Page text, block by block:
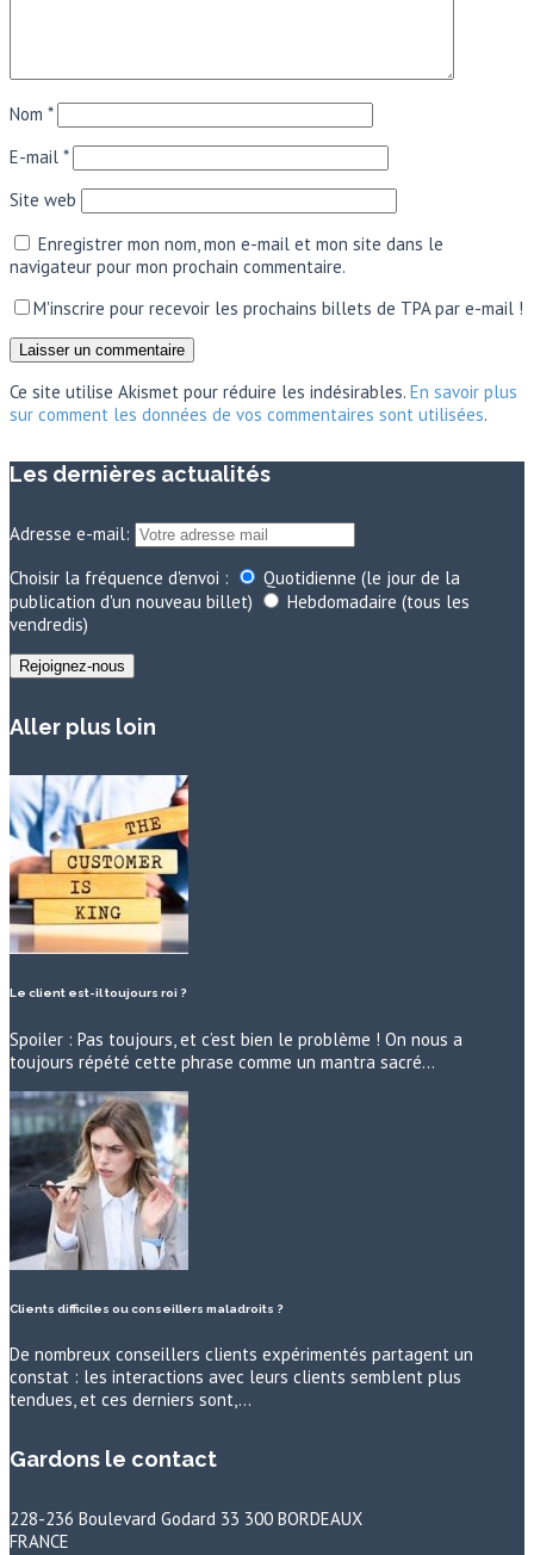
Nom *
E-mail *
Site web
Enregistrer mon nom, mon e-mail et mon site dans le
navigateur pour mon prochain commentaire.
M'inscrire pour recevoir les prochains billets de TPA par e-mail !
Ce site utilise Akismet pour réduire les indésirables. En savoir plus
sur comment les données de vos commentaires sont utilisées.
Les dernières actualités
Adresse e-mail:
Choisir la fréquence d'envoi :
Quotidienne (le jour de la
publication d'un nouveau billet)
Hebdomadaire (tous les
vendredis)
Aller plus loin
Le client est-il toujours roi ?
Spoiler : Pas toujours, et c’est bien le problème ! On nous a
toujours répété cette phrase comme un mantra sacré…
Clients difficiles ou conseillers maladroits ?
De nombreux conseillers clients expérimentés partagent un
constat : les interactions avec leurs clients semblent plus
tendues, et ces derniers sont,…
Gardons le contact
228-236 Boulevard Godard 33 300 BORDEAUX
FRANCE